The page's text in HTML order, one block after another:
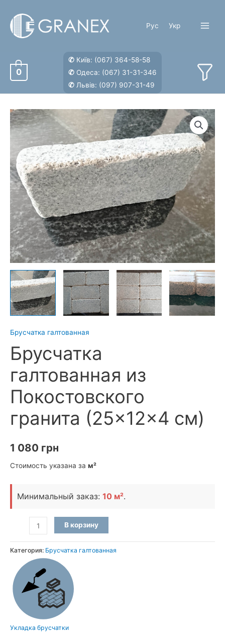
содержимому
Рус Укр
0
✆ Київ: (067) 364-58-58
✆ Одеса: (067) 31-31-346
✆ Львів: (097) 907-31-49
Брусчатка галтованная
Брусчатка
галтованная из
Покостовского
гранита (25×12×4 см)
1 080 грн
Стоимость указана за м²
Минимальный заказ: 10 м².
Количество
товара
Брусчатка
галтованная
из
Покостовского
гранита
(25×12×4
В корзину
Категория: Брусчатка галтованная
Укладка брусчатки